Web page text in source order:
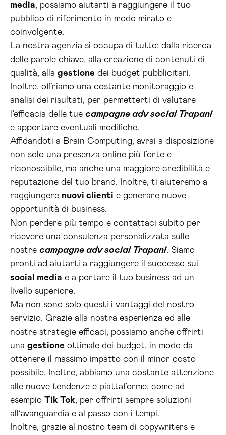
media, possiamo aiutarti a raggiungere il tuo
pubblico di riferimento in modo mirato e
coinvolgente.
La nostra agenzia si occupa di tutto: dalla ricerca
delle parole chiave, alla creazione di contenuti di
qualità, alla gestione dei budget pubblicitari.
Inoltre, offriamo una costante monitoraggio e
analisi dei risultati, per permetterti di valutare
l’efficacia delle tue campagne adv social Trapani
e apportare eventuali modifiche.
Affidandoti a Brain Computing, avrai a disposizione
non solo una presenza online più forte e
riconoscibile, ma anche una maggiore credibilità e
reputazione del tuo brand. Inoltre, ti aiuteremo a
raggiungere nuovi clienti e generare nuove
opportunità di business.
Non perdere più tempo e contattaci subito per
ricevere una consulenza personalizzata sulle
nostre campagne adv social Trapani. Siamo
pronti ad aiutarti a raggiungere il successo sui
social media e a portare il tuo business ad un
livello superiore.
Ma non sono solo questi i vantaggi del nostro
servizio. Grazie alla nostra esperienza ed alle
nostre strategie efficaci, possiamo anche offrirti
una gestione ottimale dei budget, in modo da
ottenere il massimo impatto con il minor costo
possibile. Inoltre, abbiamo una costante attenzione
alle nuove tendenze e piattaforme, come ad
esempio Tik Tok, per offrirti sempre soluzioni
all’avanguardia e al passo con i tempi.
Inoltre, grazie al nostro team di copywriters e